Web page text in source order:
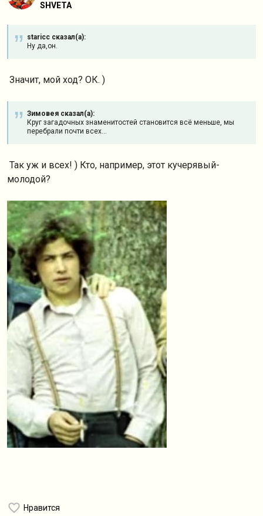
SHVETA
staricc сказал(а):
Ну да,он.
Значит, мой ход? ОК. )
Зимовея сказал(а):
Круг загадочных знаменитостей становится всё меньше, мы
перебрали почти всех...
Так уж и всех! ) Кто, например, этот кучерявый-
молодой?
Нравится